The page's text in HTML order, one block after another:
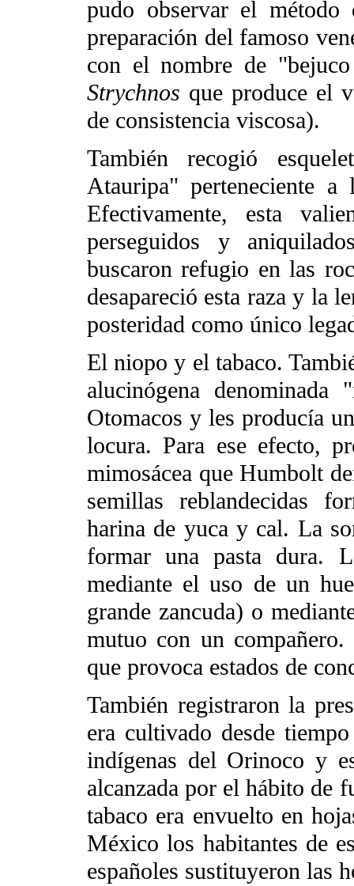
pudo observar el método
preparación del famoso
con el nombre de
Strychnos que produce el
de consistencia viscosa).
También recogió
Atauripa" perteneciente
Efectivamente, esta
perseguidos y
buscaron refugio en las
desapareció esta raza y la
posteridad como único
El niopo y el tabaco.
alucinógena
Otomacos y les producía
locura. Para ese efecto,
mimosácea que Humbolt
semillas reblandecidas
harina de yuca y cal. La
formar una pasta dura.
mediante el uso de un
grande zancuda) o
mutuo con un
que provoca estados de
También registraron la
era cultivado desde
indígenas del Orinoco y
alcanzada por el hábito de
tabaco era envuelto en
México los habitantes de
españoles sustituyeron las